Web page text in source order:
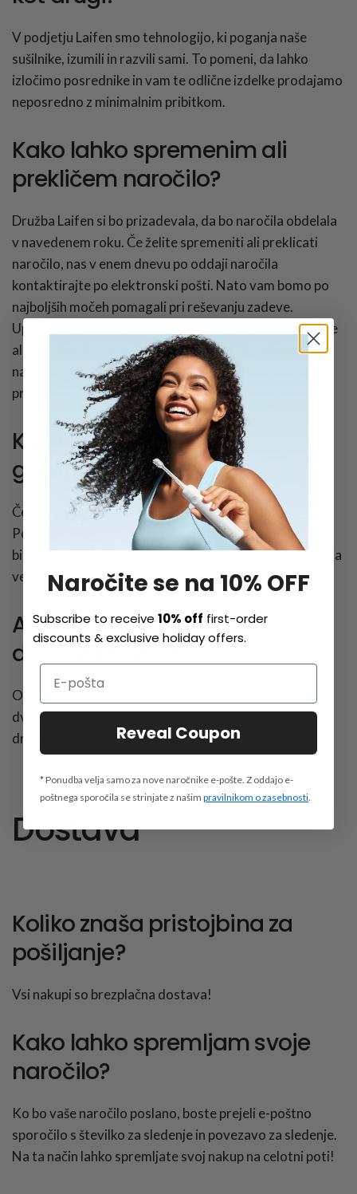
V podjetju Laifen smo tehnologijo, ki poganja naše
sušilnike, izumili in razvili sami. To pomeni, da lahko
izločimo posrednike in vam te odlične izdelke prodajamo
neposredno z minimalnim pribitkom.
Kako lahko spremenim ali
prekličem naročilo?
Družba Laifen si bo prizadevala, da bo naročila obdelala
v navedenem roku. Če želite spremeniti ali preklicati
naročilo, nas v enem dnevu po oddaji naročila
kontaktirajte po elektronski pošti. Nato vam bomo po
najboljših močeh pomagali pri reševanju zadeve.
Upoštevajte, da povračilo ne vključuje pretvorbe valute
ali stroškov kreditne kartice. Upoštevajte, da ko je bilo
naročilo poslano, ne bomo mogli urediti njegovega
preklica.
Kaj vključuje 2-letna
garancija?
Če je s sušilnikom kar koli narobe, smo vam na voljo.
Popravili ali zamenjali bomo vse, kar ne deluje tako, kot
bi moralo, da boste vi in vaši čudoviti lasje zadovoljni. Za
več informacij o naši garanciji kliknitetukaj
Ali so sušilniki za lase
dvonapetostni?
Opravičujemo se, naši izdelki trenutno ne podpirajo
dvojne napetosti, zato jih ni mogoče uporabljati v
državah, za katere niso namenjeni.
Dostava
Koliko znaša pristojbina za
pošiljanje?
Vsi nakupi so brezplačna dostava!
Kako lahko spremljam svoje
naročilo?
Ko bo vaše naročilo poslano, boste prejeli e-poštno
sporočilo s številko za sledenje in povezavo za sledenje.
Na ta način lahko spremljate svoj nakup na celotni poti!
Naročite se na 10% OFF
Subscribe to receive10% off first-order
discounts & exclusive holiday offers.
Reveal Coupon
* Ponudba velja samo za nove naročnike e-pošte. Z oddajo e-
poštnega sporočila se strinjate z našimpravilnikom o zasebnosti